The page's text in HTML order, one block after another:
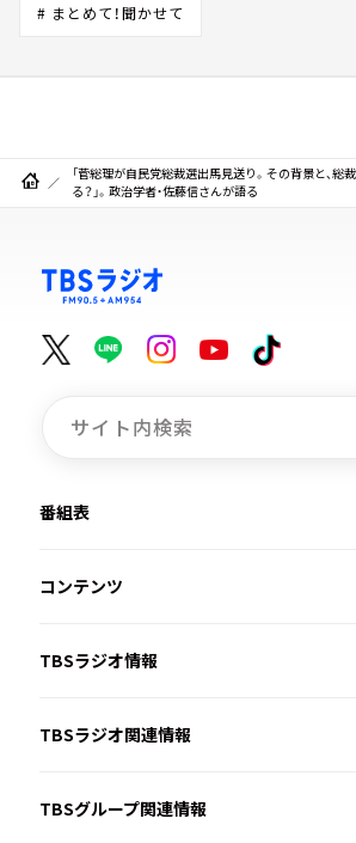
# まとめて！聞かせて
「菅総理が自民党総裁選出馬見送り。その背景と、総
る？」。政治学者・佐藤信さんが語る
番組表
コンテンツ
TBSラジオ情報
TBSラジオ関連情報
TBSグループ関連情報